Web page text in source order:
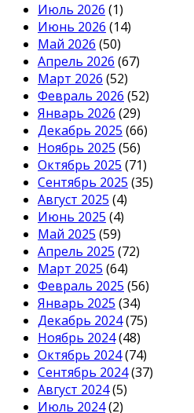
Июль 2026 (1)
Июнь 2026 (14)
Май 2026 (50)
Апрель 2026 (67)
Март 2026 (52)
Февраль 2026 (52)
Январь 2026 (29)
Декабрь 2025 (66)
Ноябрь 2025 (56)
Октябрь 2025 (71)
Сентябрь 2025 (35)
Август 2025 (4)
Июнь 2025 (4)
Май 2025 (59)
Апрель 2025 (72)
Март 2025 (64)
Февраль 2025 (56)
Январь 2025 (34)
Декабрь 2024(75)
Ноябрь 2024(48)
Октябрь 2024(74)
Сентябрь 2024(37)
Август 2024(5)
Июль 2024(2)